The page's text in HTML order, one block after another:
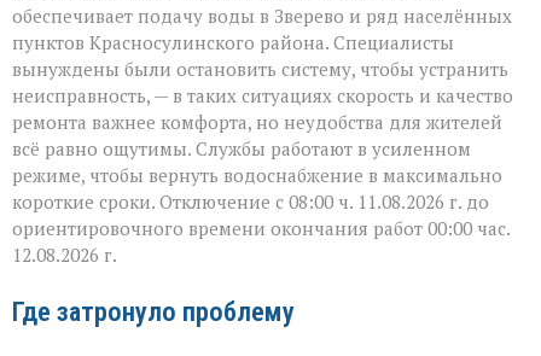
обеспечивает подачу воды в Зверево и ряд населённых
пунктов Красносулинского района. Специалисты
вынуждены были остановить систему, чтобы устранить
неисправность, — в таких ситуациях скорость и качество
ремонта важнее комфорта, но неудобства для жителей
всё равно ощутимы. Службы работают в усиленном
режиме, чтобы вернуть водоснабжение в максимально
короткие сроки. Отключение с 08:00 ч. 11.08.2026 г. до
ориентировочного времени окончания работ 00:00 час.
12.08.2026 г.
Где затронуло проблему